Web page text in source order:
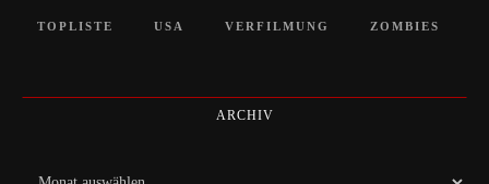
TOPLISTE USA VERFILMUNG ZOMBIES
ARCHIV
Archiv